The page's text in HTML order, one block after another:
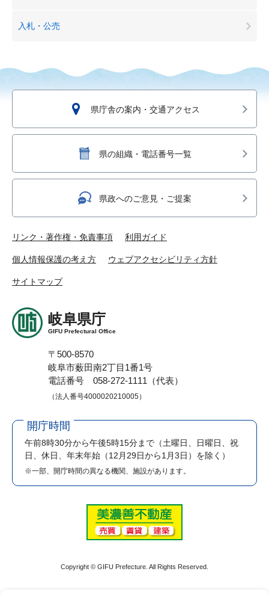
入札・公売
県庁舎の案内・交通アクセス
県の組織・電話番号一覧
県政へのご意見・ご提案
リンク・著作権・免責事項 利用ガイド
個人情報保護の考え方 ウェブアクセシビリティ方針
サイトマップ
岐阜県庁
GIFU Prefectural Office
〒500-8570
岐阜市薮田南2丁目1番1号
電話番号 058-272-1111（代表）
（法人番号4000020210005）
開庁時間
午前8時30分から午後5時15分まで （土曜日、日曜日、祝
日、休日、年末年始（12月29日から1月3日）を除く）
※一部、開庁時間の異なる機関、施設があります。
Copyright © GIFU Prefecture. All Rights Reserved.